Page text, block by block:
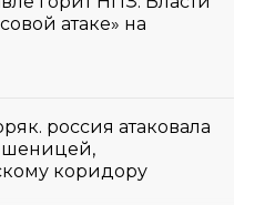
атаке» на
россия атаковала
коридору